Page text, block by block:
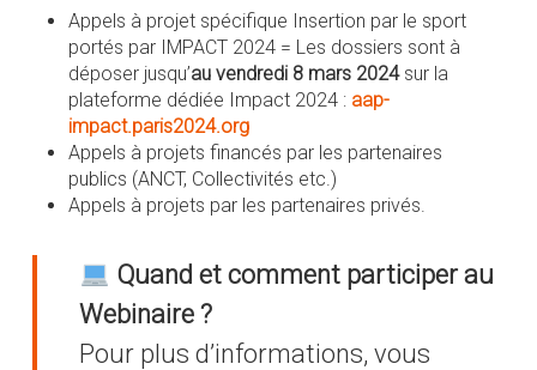
Appels à projet spécifique Insertion par le sport
portés par IMPACT 2024 = Les dossiers sont à
déposer jusqu’au vendredi 8 mars 2024sur la
plateforme dédiée Impact 2024 : aap-
impact.paris2024.org
Appels à projets financés par les partenaires
publics (ANCT, Collectivités etc.)
Appels à projets par les partenaires privés.
Quand et comment participer au
Webinaire ?
Pour plus d’informations, vous